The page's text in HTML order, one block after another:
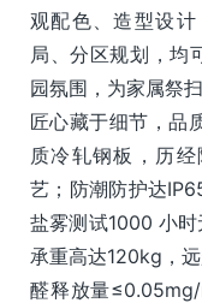
观配色、造型设
局、分区规划，均
园氛围，为家属祭
匠心藏于细节，品
质冷轧钢板，历
艺；防潮防护达
盐雾测试1000 小
承重高达120kg，
醛释放量≤0.05mg/